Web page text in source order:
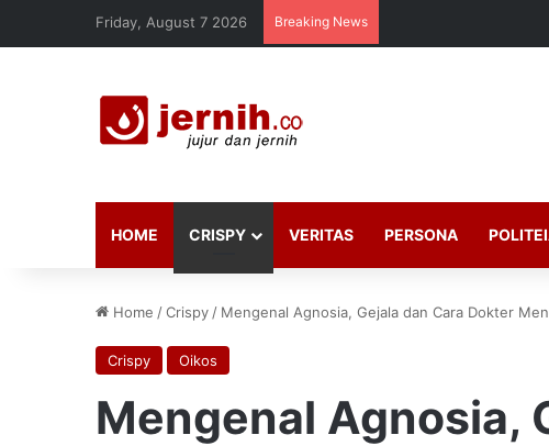
Friday, August 7 2026 Breaking News
HOME CRISPY VERITAS PERSONA
Home /Crispy / Mengenal Agnosia, Gejala dan Cara Dokter
Crispy Oikos
Mengenal Agnosia,